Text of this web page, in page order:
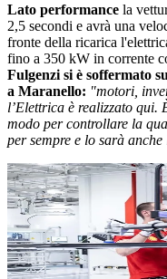
Lato performance la
2,5 secondi e avrà una
fronte della ricarica
fino a 350 kW in corrente
Fulgenzi si è soffermato
a Maranello: "motori,
l’Elettrica è realizzato qui.
modo per controllare la
per sempre e lo sarà